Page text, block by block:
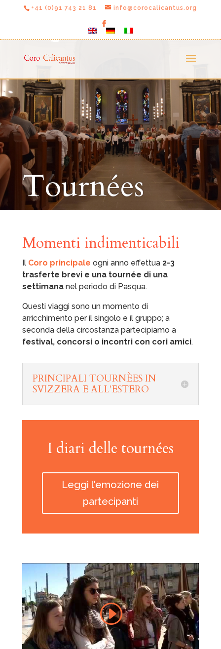
+41 (0)91 743 21 81 info@corocalicantus.org
Tournées
Momenti indimenticabili
Il Coro principale ogni anno effettua 2-3
trasferte brevi e una tournée di una
settimananel periodo di Pasqua.
Questi viaggi sono un momento di
arricchimento per il singolo e il gruppo; a
seconda della circostanza partecipiamo a
festival, concorsi o incontri con cori amici.
PRINCIPALI TOURNÈES IN
SVIZZERA E ALL'ESTERO
I diari delle tournées
Leggi l'emozione dei
partecipanti